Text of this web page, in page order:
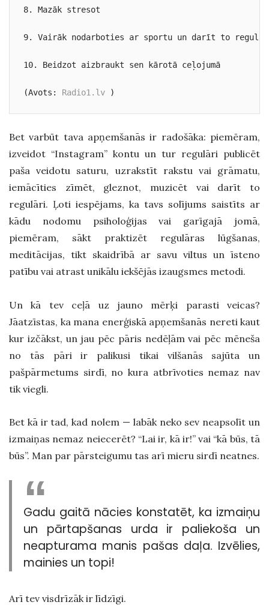
8. Mazāk stresot
9. Vairāk nodarboties ar sportu un darīt to
10. Beidzot aizbraukt sen kārotā ceļojumā
(Avots: Radio1.lv )
Bet varbūt tava apņemšanās ir radošāka: piemēram,
izveidot “Instagram” kontu un tur regulāri publicēt
paša veidotu saturu, uzrakstīt rakstu vai grāmatu,
iemācīties zīmēt, gleznot, muzicēt vai darīt to
regulāri. Ļoti iespējams, ka tavs solījums saistīts ar
kādu nodomu psiholoģijas vai garīgajā jomā,
piemēram, sākt praktizēt regulāras lūgšanas,
meditācijas, tikt skaidrībā ar savu viltus un īsteno
patību vai atrast unikālu iekšējās izaugsmes metodi.
Un kā tev ceļā uz jauno mērķi parasti veicas?
Jāatzīstas, ka mana enerģiskā apņemšanās nereti kaut
kur izčākst, un jau pēc pāris nedēļām vai pēc mēneša
no tās pāri ir palikusi tikai vilšanās sajūta un
pašpārmetums sirdī, no kura atbrīvoties nemaz nav
tik viegli.
Bet kā ir tad, kad nolem — labāk neko sev neapsolīt un
izmaiņas nemaz neiecerēt? “Lai ir, kā ir!” vai “kā būs, tā
būs”. Man par pārsteigumu tas arī mieru sirdī neatnes.
Gadu gaitā nācies konstatēt, ka izmaiņu
un pārtapšanas urda ir paliekoša un
neapturama manis pašas daļa. Izvēlies,
mainies un topi!
Arī tev visdrīzāk ir līdzīgi.